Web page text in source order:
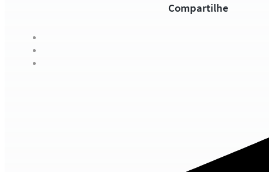
Compartilhe